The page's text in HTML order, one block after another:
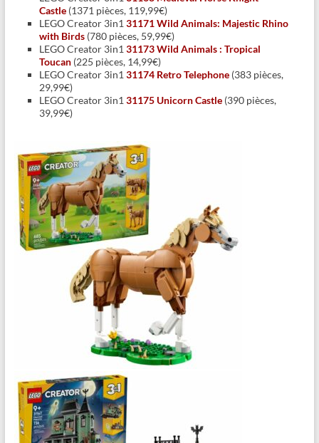
Castle(1371 pièces, 119,99€)
LEGO Creator 3in1 31171 Wild Animals: Majestic Rhino
with Birds(780 pièces, 59,99€)
LEGO Creator 3in1 31173 Wild Animals : Tropical
Toucan(225 pièces, 14,99€)
LEGO Creator 3in1 31174 Retro Telephone(383 pièces,
29,99€)
LEGO Creator 3in1 31175 Unicorn Castle(390 pièces,
39,99€)